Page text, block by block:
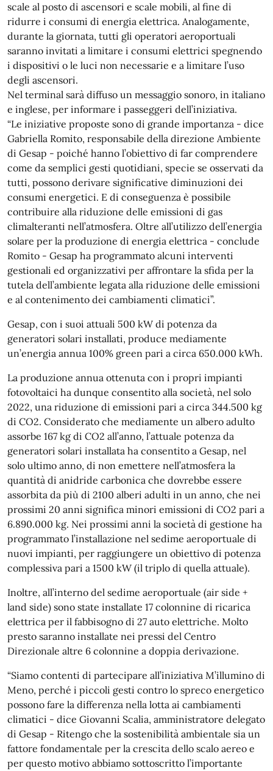
scale al posto di ascensori e scale mobili, al fine di
ridurre i consumi di energia elettrica. Analogamente,
durante la giornata, tutti gli operatori aeroportuali
saranno invitati a limitare i consumi elettrici spegnendo
i dispositivi o le luci non necessarie e a limitare l’uso
degli ascensori.
Nel terminal sarà diffuso un messaggio sonoro, in italiano
e inglese, per informare i passeggeri dell’iniziativa.
“Le iniziative proposte sono di grande importanza - dice
Gabriella Romito, responsabile della direzione Ambiente
di Gesap - poiché hanno l’obiettivo di far comprendere
come da semplici gesti quotidiani, specie se osservati da
tutti, possono derivare significative diminuzioni dei
consumi energetici. E di conseguenza è possibile
contribuire alla riduzione delle emissioni di gas
climalteranti nell’atmosfera. Oltre all’utilizzo dell’energia
solare per la produzione di energia elettrica - conclude
Romito - Gesap ha programmato alcuni interventi
gestionali ed organizzativi per affrontare la sfida per la
tutela dell’ambiente legata alla riduzione delle emissioni
e al contenimento dei cambiamenti climatici”.
Gesap, con i suoi attuali 500 kW di potenza da
generatori solari installati, produce mediamente
un’energia annua 100% green pari a circa 650.000 kWh.
La produzione annua ottenuta con i propri impianti
fotovoltaici ha dunque consentito alla società, nel solo
2022, una riduzione di emissioni pari a circa 344.500 kg
di CO2. Considerato che mediamente un albero adulto
assorbe 167 kg di CO2 all’anno, l’attuale potenza da
generatori solari installata ha consentito a Gesap, nel
solo ultimo anno, di non emettere nell’atmosfera la
quantità di anidride carbonica che dovrebbe essere
assorbita da più di 2100 alberi adulti in un anno, che nei
prossimi 20 anni significa minori emissioni di CO2 pari a
6.890.000 kg. Nei prossimi anni la società di gestione ha
programmato l’installazione nel sedime aeroportuale di
nuovi impianti, per raggiungere un obiettivo di potenza
complessiva pari a 1500 kW (il triplo di quella attuale).
Inoltre, all’interno del sedime aeroportuale (air side +
land side) sono state installate 17 colonnine di ricarica
elettrica per il fabbisogno di 27 auto elettriche. Molto
presto saranno installate nei pressi del Centro
Direzionale altre 6 colonnine a doppia derivazione.
“Siamo contenti di partecipare all’iniziativa M’illumino di
Meno, perché i piccoli gesti contro lo spreco energetico
possono fare la differenza nella lotta ai cambiamenti
climatici - dice Giovanni Scalia, amministratore delegato
di Gesap - Ritengo che la sostenibilità ambientale sia un
fattore fondamentale per la crescita dello scalo aereo e
per questo motivo abbiamo sottoscritto l’importante